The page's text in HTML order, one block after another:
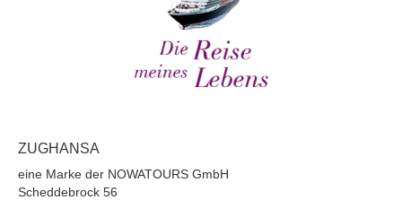
ZUGHANSA
eine Marke der NOWATOURS GmbH
Scheddebrock 56